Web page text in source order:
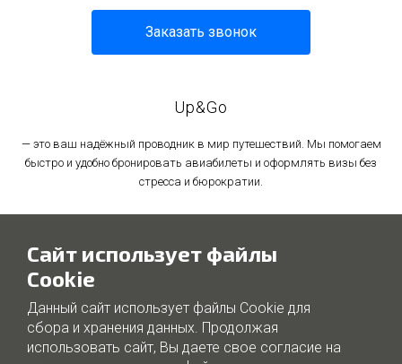
Заказать звонок
Up&Go
— это ваш надёжный проводник в мир путешествий. Мы помогаем
быстро и удобно бронировать авиабилеты и оформлять визы без
стресса и бюрократии.
Политика использования файлов cookie
Сайт использует файлы
Cookie
Данный сайт использует файлы Cookie для
сбора и хранения данных. Продолжая
использовать сайт, Вы даете свое согласие на